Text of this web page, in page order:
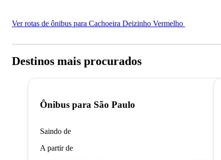
Ver rotas de ônibus para Cachoeira Deizinho Vermelho
Destinos mais procurados
Ônibus para São Paulo
Saindo de
A partir de